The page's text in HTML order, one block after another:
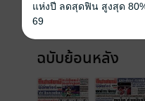
ราคาปก
ฉบับย้อนหลัง
แห่งปี ลดสุดฟิน สูงสุด
69